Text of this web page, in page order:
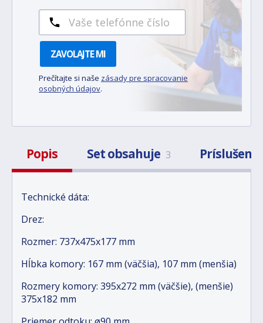
ZAVOLAJTE MI
Prečítajte si naše zásady pre spracovanie
osobných údajov.
Popis Set obsahuje 3
Technické dáta:
Drez:
Rozmer: 737x475x177 mm
Hĺbka komory: 167 mm (väčšia), 107 mm (menšia)
Rozmery komory: 395x272 mm (väčšie), (menšie)
375x182 mm